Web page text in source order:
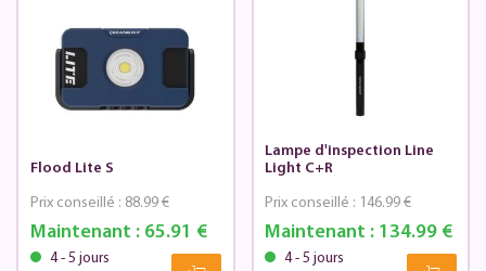
Flood Lite S
Maintenant :65.91 €
Prix conseillé : 88.99 €
4 - 5 jours
Lampe d'inspection Line
Light C+R
Maintenant : 134.99 €
Prix conseillé : 146.99 €
4 - 5 jours